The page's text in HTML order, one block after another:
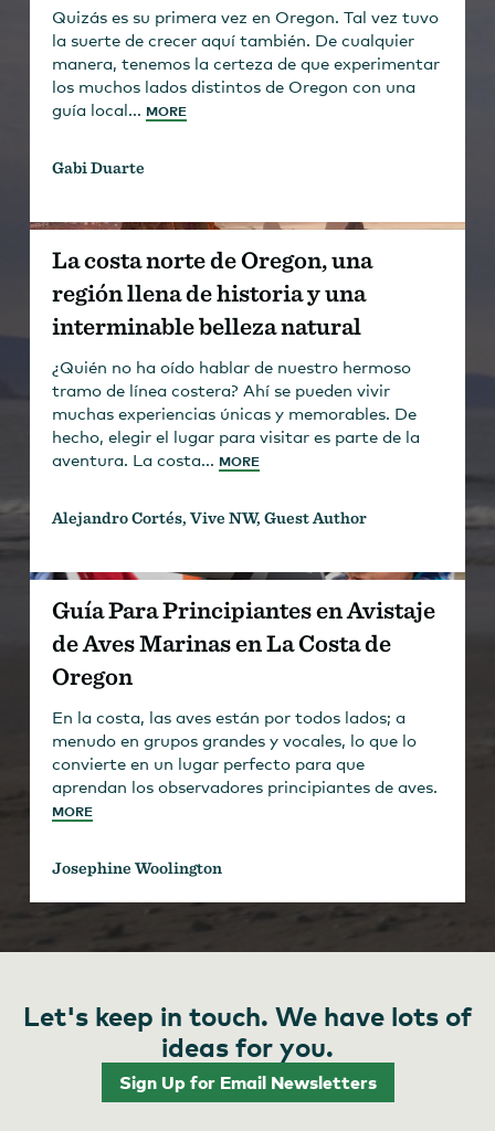
Quizás es su primera vez en Oregon. Tal vez tuvo
la suerte de crecer aquí también. De cualquier
manera, tenemos la certeza de que experimentar
los muchos lados distintos de Oregon con una
guía local... MORE
Gabi Duarte
La costa norte de Oregon, una
región llena de historia y una
interminable belleza natural
¿Quién no ha oído hablar de nuestro hermoso
tramo de línea costera? Ahí se pueden vivir
muchas experiencias únicas y memorables. De
hecho, elegir el lugar para visitar es parte de la
aventura. La costa... MORE
Alejandro Cortés, Vive NW, Guest Author
Guía Para Principiantes en Avistaje
de Aves Marinas en La Costa de
Oregon
En la costa, las aves están por todos lados; a
menudo en grupos grandes y vocales, lo que lo
convierte en un lugar perfecto para que
aprendan los observadores principiantes de aves.
MORE
Josephine Woolington
Let's keep in touch. We have lots of
ideas for you.
Sign Up for Email Newsletters